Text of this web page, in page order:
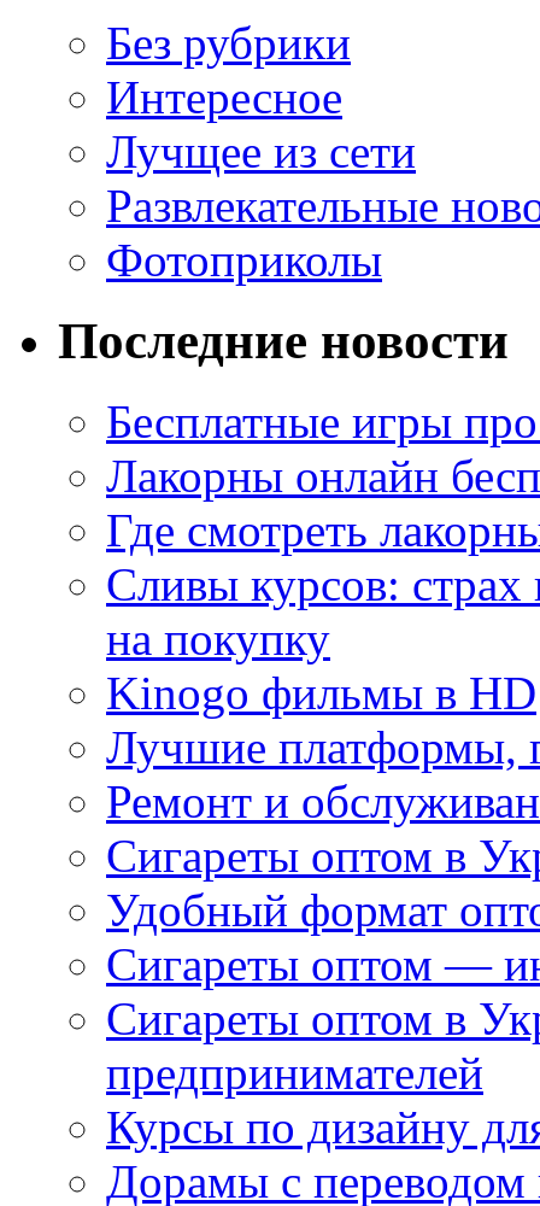
Без рубрики
Интересное
Лучщее из сети
Развлекательные
Фотоприколы
Последние новости
Бесплатные игры
Лакорны онлайн
Где смотреть
Сливы курсов:
на покупку
Kinogo фильмы в HD
Лучшие платформы,
Ремонт и
Сигареты оптом в
Удобный формат
Сигареты оптом —
Сигареты оптом в
предпринимателей
Курсы по дизайну
Дорамы с переводом